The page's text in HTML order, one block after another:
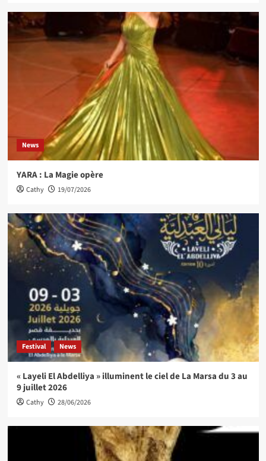
News
YARA : La Magie opère
Cathy 19/07/2026
Festival News
« Layeli El Abdelliya » illuminent le ciel de La Marsa du 3 au
9 juillet 2026
Cathy 28/06/2026